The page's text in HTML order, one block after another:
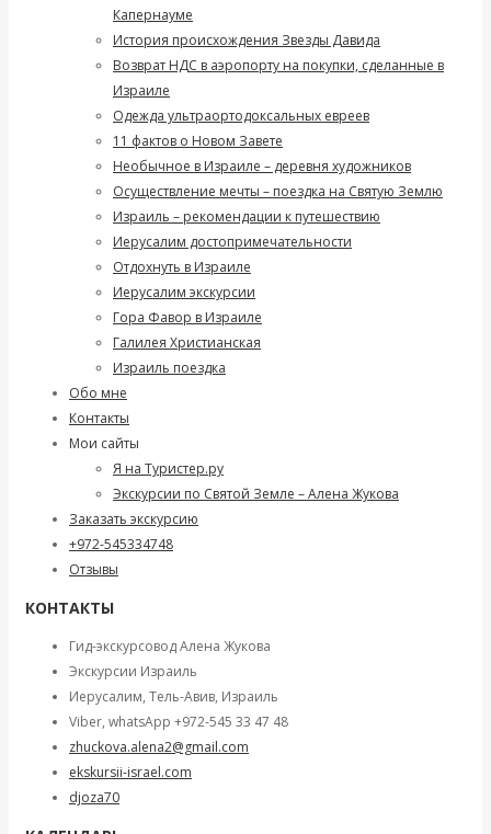
Капернауме
История происхождения Звезды Давида
Возврат НДС в аэропорту на покупки, сделанные в
Израиле
Одежда ультраортодоксальных евреев
11 фактов о Новом Завете
Необычное в Израиле – деревня художников
Осуществление мечты – поездка на Святую Землю
Израиль – рекомендации к путешествию
Иерусалим достопримечательности
Отдохнуть в Израиле
Иерусалим экскурсии
Гора Фавор в Израиле
Галилея Христианская
Израиль поездка
Обо мне
Контакты
Мои сайты
Я на Туристер.ру
Экскурсии по Святой Земле – Алена Жукова
Заказать экскурсию
+972-545334748
Отзывы
КОНТАКТЫ
Гид-экскурсовод Алена Жукова
Экскурсии Израиль
Иерусалим, Тель-Авив, Израиль
Viber, whatsApp +972-545 33 47 48
zhuckova.alena2@gmail.com
ekskursii-israel.com
djoza70